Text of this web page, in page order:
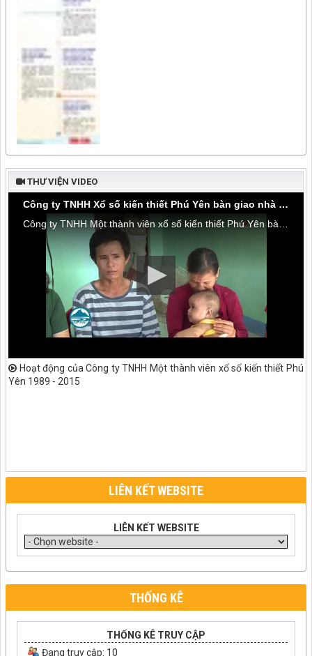
THƯ VIỆN VIDEO
Công ty TNHH Xổ số kiến thiết Phú Yên bàn giao nhà tình thương tại thôn Hòa Đa, xã An Mỹ
Hoạt động của Công ty TNHH Một thành viên xổ số kiến thiết Phú
Yên 1989 - 2015
LIÊN KẾT WEBSITE
LIÊN KẾT WEBSITE
THỐNG KÊ
THỐNG KÊ TRUY CẬP
Đang truy cập: 10